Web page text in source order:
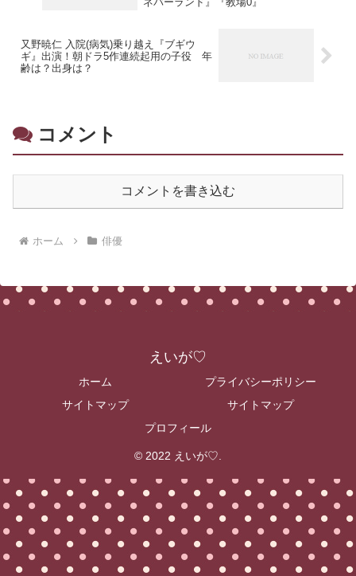
又野暁仁 入院(病気)乗り越え『ブギウ
ギ』出演！朝ドラ5作連続起用の子役 年
齢は？出身は？
コメント
コメントを書き込む
ホーム 俳優
えいが♡
ホーム
プライバシーポリシー
サイトマップ
サイトマップ
プロフィール
© 2022 えいが♡.